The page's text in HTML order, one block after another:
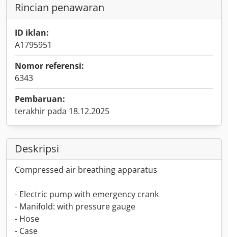
Rincian penawaran
ID iklan:
A1795951
Nomor referensi:
6343
Pembaruan:
terakhir pada 18.12.2025
Deskripsi
Compressed air breathing apparatus
- Electric pump with emergency crank
- Manifold: with pressure gauge
- Hose
- Case